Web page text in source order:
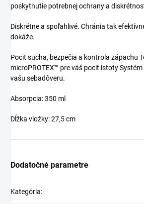
poskytnutie potrebnej ochrany a
Diskrétne a spoľahlivé. Chránia tak
dokáže.
Pocit sucha, bezpečia a kontrola zápachu
microPROTEX™ pre váš pocit istoty
vašu sebadôveru.
Absorpcia: 350 ml
Dĺžka vložky: 27,5 cm
Dodatočné parametre
Kategória: